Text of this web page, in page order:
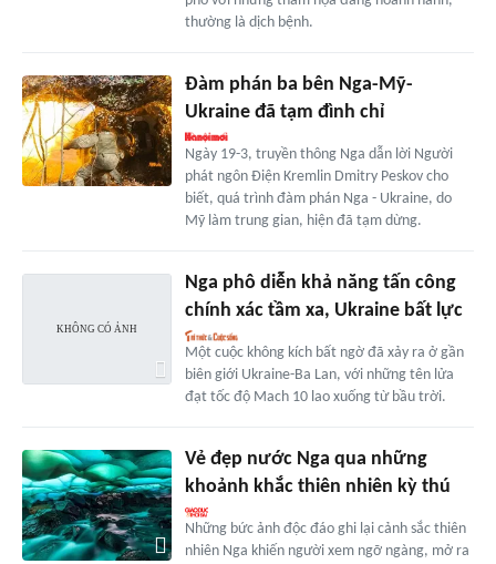
thường là dịch bệnh.
Đàm phán ba bên Nga-Mỹ-
Ukraine đã tạm đình chỉ
Ngày 19-3, truyền thông Nga dẫn lời Người
phát ngôn Điện Kremlin Dmitry Peskov cho
biết, quá trình đàm phán Nga - Ukraine, do
Mỹ làm trung gian, hiện đã tạm dừng.
Nga phô diễn khả năng tấn công
chính xác tầm xa, Ukraine bất lực
Một cuộc không kích bất ngờ đã xảy ra ở gần
biên giới Ukraine-Ba Lan, với những tên lửa
đạt tốc độ Mach 10 lao xuống từ bầu trời.
Vẻ đẹp nước Nga qua những
khoảnh khắc thiên nhiên kỳ thú
Những bức ảnh độc đáo ghi lại cảnh sắc thiên
nhiên Nga khiến người xem ngỡ ngàng, mở ra